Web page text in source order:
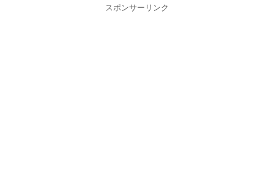
スポンサーリンク